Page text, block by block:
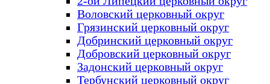
Воловский церковный округ
Грязинский церковный округ
Добринский церковный округ
Добровский церковный округ
Задонский церковный округ
Тербунский церковный округ